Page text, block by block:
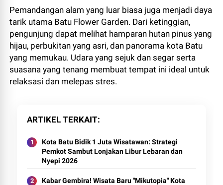
Pemandangan alam yang luar biasa juga menjadi daya
tarik utama Batu Flower Garden. Dari ketinggian,
pengunjung dapat melihat hamparan hutan pinus yang
hijau, perbukitan yang asri, dan panorama kota Batu
yang memukau. Udara yang sejuk dan segar serta
suasana yang tenang membuat tempat ini ideal untuk
relaksasi dan melepas stres.
ARTIKEL TERKAIT
Kota Batu Bidik 1 Juta Wisatawan: Strategi
Pemkot Sambut Lonjakan Libur Lebaran dan
Nyepi 2026
Kabar Gembira! Wisata Baru "Mikutopia" Kota